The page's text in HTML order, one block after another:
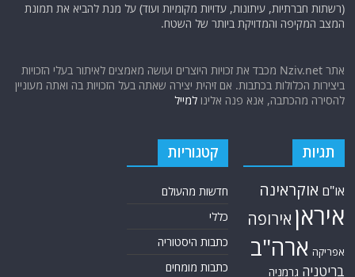
תגיות
אוקראינה
איראןאירופה
בריטניה גרמניה
דאעש האמירויות
הפרסי הרשות
הפלסטיניתחות'ים
חיזבאללה
חמאס טורקיה
קטגוריות
כללי
כתבות מומחים
כתבות קצרות
כתבות ראשיות
סקירות תשתית
קריקטורות